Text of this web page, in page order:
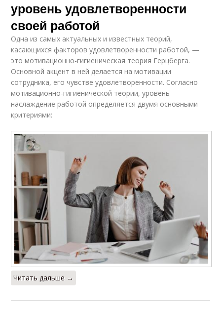
уровень удовлетворенности
своей работой
Одна из самых актуальных и известных теорий,
касающихся факторов удовлетворенности работой, —
это мотивационно-гигиеническая теория Герцберга.
Основной акцент в ней делается на мотивации
сотрудника, его чувстве удовлетворенности. Согласно
мотивационно-гигиенической теории, уровень
наслаждение работой определяется двумя основными
критериями:
Читать дальше →